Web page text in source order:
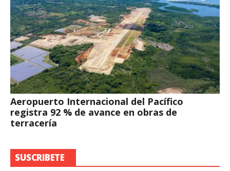
Aeropuerto Internacional del Pacífico
registra 92 % de avance en obras de
terracería
SUSCRIBETE